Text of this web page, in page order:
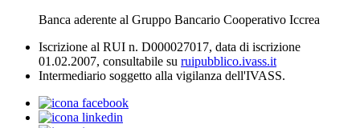
Banca aderente al Gruppo Bancario Cooperativo Iccrea
Iscrizione al RUI n. D000027017, data di iscrizione
01.02.2007, consultabile su ruipubblico.ivass.it
Intermediario soggetto alla vigilanza dell'IVASS.